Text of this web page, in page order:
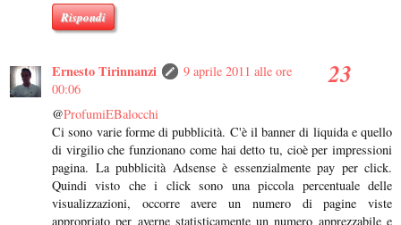
Rispondi
Ernesto Tirinnanzi
9 aprile 2011 alle ore
00:06
@ProfumiEBalocchi
Ci sono varie forme di pubblicità. C'è il banner di liquida e quello
di virgilio che funzionano come hai detto tu, cioè per impressioni
pagina. La pubblicità Adsense è essenzialmente pay per click.
Quindi visto che i click sono una piccola percentuale delle
visualizzazioni, occorre avere un numero di pagine viste
appropriato per averne statisticamente un numero apprezzabile e